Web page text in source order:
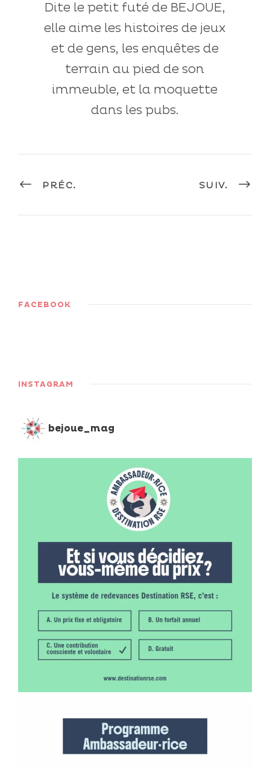
Dite le petit futé de BEJOUE,
elle aime les histoires de jeux
et de gens, les enquêtes de
terrain au pied de son
immeuble, et la moquette
dans les pubs.
PRÉC. SUIV.
FACEBOOK
INSTAGRAM
bejoue_mag